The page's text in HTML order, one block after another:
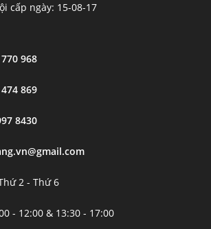
cấp ngày: 15-08-17
968
869
8430
2 - Thứ 6
- 12:00 & 13:30 - 17:00